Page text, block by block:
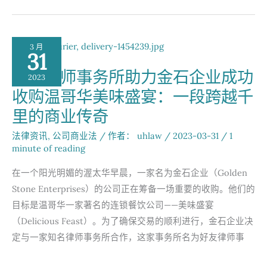
热
政
策
引
导
下
的
商
机
无
限
3 月
31
2023
好友律师事务所助力金石企业成功
收购温哥华美味盛宴：一段跨越千
里的商业传奇
法律资讯, 公司商业法 / 作者： uhlaw / 2023-03-31 / 1
minute of reading
在一个阳光明媚的渥太华早晨，一家名为金石企业（Golden
Stone Enterprises）的公司正在筹备一场重要的收购。他们的
目标是温哥华一家著名的连锁餐饮公司——美味盛宴
（Delicious Feast）。为了确保交易的顺利进行，金石企业决
定与一家知名律师事务所合作，这家事务所名为好友律师事